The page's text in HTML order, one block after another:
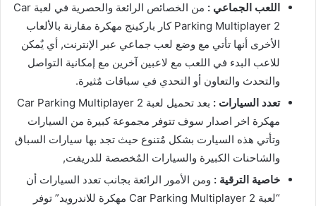
اللعب الجماعي :
من الخصائص الرائعة والحصرية في لعبة Car
Parking Multiplayer 2 كار باركينج مهكرة مقارنة بالألعاب
الأخرى أنها تأتي مع وضع لعب جماعي عبر الإنترنت, أي يٌمكن
للاعب البدء في اللعب مع لاعبين آخرين مع إمكانية التواصل
والتحدث والتعاون أو التحدي في سباقات مٌثيرة.
تعدد السيارات :
بعد تحميل لعبة Car Parking Multiplayer 2
مهكرة اخر اصدار سوف تتوفر مجموعة كبيرة من السيارات
وتأتي هذه السيارت بشكل مٌتنوع حيث تجد بها سيارات السباق
والشاحنات الكبيرة والسيارات المٌخصصة للدريفت,
خاصية الترقية : ومن الأمور الرائعة بجانب تعدد السيارات أن
“لعبة Car Parking Multiplayer 2 مهكرة للاندرويد” توفر